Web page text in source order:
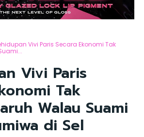
Vivi Paris Secara Ekonomi Tak
Vivi Paris
Tak
Walau Suami
di Sel